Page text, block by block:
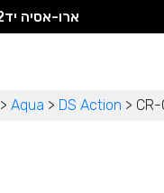
ארו-אסיה יד2 לחצו כאן לקטלוג Pre-Owned
> Aqua > DS Action >